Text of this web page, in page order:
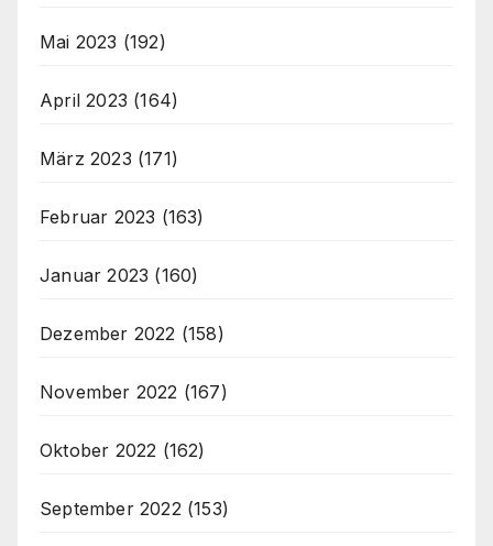
Mai 2023 (192)
April 2023 (164)
März 2023 (171)
Februar 2023 (163)
Januar 2023 (160)
Dezember 2022 (158)
November 2022 (167)
Oktober 2022 (162)
September 2022 (153)